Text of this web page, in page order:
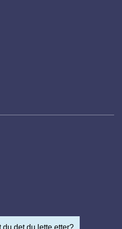
du det du lette etter?